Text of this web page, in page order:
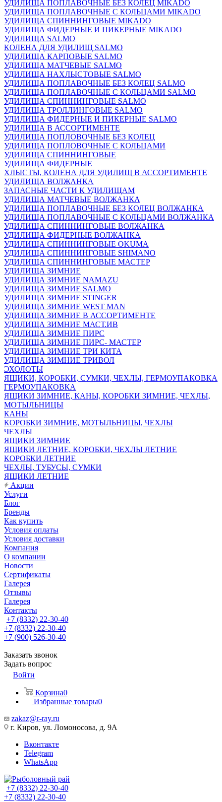
УДИЛИЩА ПОПЛАВОЧНЫЕ БЕЗ КОЛЕЦ MIKADO
УДИЛИЩА ПОПЛАВОЧНЫЕ С КОЛЬЦАМИ MIKADO
УДИЛИЩА СПИННИНГОВЫЕ MIKADO
УДИЛИЩА ФИДЕРНЫЕ И ПИКЕРНЫЕ MIKADO
УДИЛИЩА SALMO
КОЛЕНА ДЛЯ УДИЛИЩ SALMO
УДИЛИЩА КАРПОВЫЕ SALMO
УДИЛИЩА МАТЧЕВЫЕ SALMO
УДИЛИЩА НАХЛЫСТОВЫЕ SALMO
УДИЛИЩА ПОПЛАВОЧНЫЕ БЕЗ КОЛЕЦ SALMO
УДИЛИЩА ПОПЛАВОЧНЫЕ С КОЛЬЦАМИ SALMO
УДИЛИЩА СПИННИНГОВЫЕ SALMO
УДИЛИЩА ТРОЛЛИНГОВЫЕ SALMO
УДИЛИЩА ФИДЕРНЫЕ И ПИКЕРНЫЕ SALMO
УДИЛИЩА В АССОРТИМЕНТЕ
УДИЛИЩА ПОПЛОВОЧНЫЕ БЕЗ КОЛЕЦ
УДИЛИЩА ПОПЛОВОЧНЫЕ С КОЛЬЦАМИ
УДИЛИЩА СПИННИНГОВЫЕ
УДИЛИЩА ФИДЕРНЫЕ
ХЛЫСТЫ, КОЛЕНА ДЛЯ УДИЛИЩ В АССОРТИМЕНТЕ
УДИЛИЩА ВОЛЖАНКА
ЗАПАСНЫЕ ЧАСТИ К УДИЛИЩАМ
УДИЛИЩА МАТЧЕВЫЕ ВОЛЖАНКА
УДИЛИЩА ПОПЛАВОЧНЫЕ БЕЗ КОЛЕЦ ВОЛЖАНКА
УДИЛИЩА ПОПЛАВОЧНЫЕ С КОЛЬЦАМИ ВОЛЖАНКА
УДИЛИЩА СПИННИНГОВЫЕ ВОЛЖАНКА
УДИЛИЩА ФИДЕРНЫЕ ВОЛЖАНКА
УДИЛИЩА СПИННИНГОВЫЕ OKUMA
УДИЛИЩА СПИННИНГОВЫЕ SHIMANO
УДИЛИЩА СПИННИНГОВЫЕ МАСТЕР
УДИЛИЩА ЗИМНИЕ
УДИЛИЩА ЗИМНИЕ NAMAZU
УДИЛИЩА ЗИМНИЕ SALMO
УДИЛИЩА ЗИМНИЕ STINGER
УДИЛИЩА ЗИМНИЕ WEST MAN
УДИЛИЩА ЗИМНИЕ В АССОРТИМЕНТЕ
УДИЛИЩА ЗИМНИЕ МАСТ.ИВ
УДИЛИЩА ЗИМНИЕ ПИРС
УДИЛИЩА ЗИМНИЕ ПИРС- МАСТЕР
УДИЛИЩА ЗИМНИЕ ТРИ КИТА
УДИЛИЩА ЗИМНИЕ ТРИВОЛ
ЭХОЛОТЫ
ЯЩИКИ, КОРОБКИ, СУМКИ, ЧЕХЛЫ, ГЕРМОУПАКОВКА
ГЕРМОУПАКОВКА
ЯЩИКИ ЗИМНИЕ, КАНЫ, КОРОБКИ ЗИМНИЕ, ЧЕХЛЫ,
МОТЫЛЬНИЦЫ
КАНЫ
КОРОБКИ ЗИМНИЕ, МОТЫЛЬНИЦЫ, ЧЕХЛЫ
ЧЕХЛЫ
ЯЩИКИ ЗИМНИЕ
ЯЩИКИ ЛЕТНИЕ, КОРОБКИ, ЧЕХЛЫ ЛЕТНИЕ
КОРОБКИ ЛЕТНИЕ
ЧЕХЛЫ, ТУБУСЫ, СУМКИ
ЯЩИКИ ЛЕТНИЕ
Акции
Услуги
Блог
Бренды
Как купить
Условия оплаты
Условия доставки
Компания
О компании
Новости
Сертификаты
Галерея
Отзывы
Галерея
Контакты
+7 (8332) 22-30-40
+7 (8332) 22-30-40
+7 (900) 526-30-40
Заказать звонок
Задать вопрос
Войти
Корзина0
Избранные товары0
zakaz@r-ray.ru
г. Киров, ул. Ломоносова, д. 9А
Вконтакте
Telegram
WhatsApp
+7 (8332) 22-30-40
+7 (8332) 22-30-40